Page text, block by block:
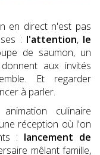
en direct n'est pas
: l'attention, le
de saumon, un
aux invités
Et regarder
à parler.
culinaire
réception où l'on
: lancement de
mêlant famille,